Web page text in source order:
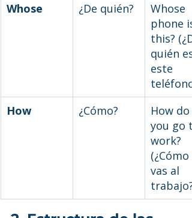
Whose
¿De quién?
Whose
phone is
this?
quién es
este
How
¿Cómo?
How do
you go
work?
(¿Cómo
vas al
trabajo?)